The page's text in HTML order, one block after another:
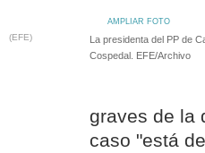
AMPLIAR FOTO
(EFE)
La presidenta del PP de
Cospedal. EFE/Archivo
graves de la
caso "está